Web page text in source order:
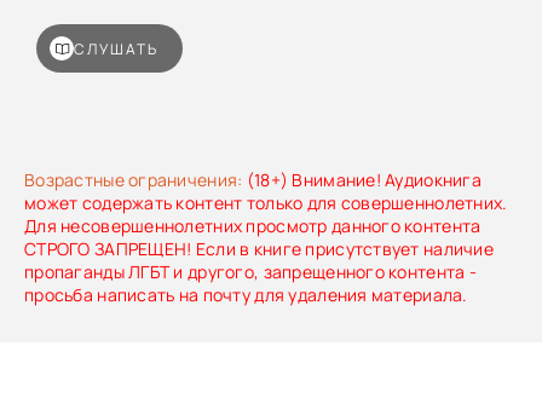
Возрастные ограничения: (18+) Внимание! Аудиокнига
может содержать контент только для совершеннолетних.
Для несовершеннолетних просмотр данного контента
СТРОГО ЗАПРЕЩЕН! Если в книге присутствует наличие
пропаганды ЛГБТ и другого, запрещенного контента -
просьба написать на почту для удаления материала.
СЛУШАТЬ